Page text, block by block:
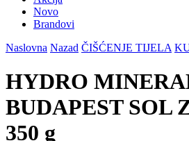
Novo
Brandovi
Naslovna Nazad ČIŠĆENJE TIJELA
HYDRO
BUDAPEST SOL
350 g